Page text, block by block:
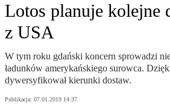
Lotos planuje kolejne
z USA
W tym roku gdański koncern sprowadzi
ładunków amerykańskiego surowca.
dywersyfikował kierunki dostaw.
Publikacja: 07.01.2019 14:37